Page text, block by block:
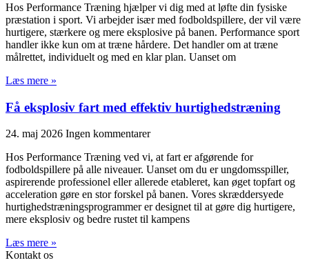
Hos Performance Træning hjælper vi dig med at løfte din fysiske
præstation i sport. Vi arbejder især med fodboldspillere, der vil være
hurtigere, stærkere og mere eksplosive på banen. Performance sport
handler ikke kun om at træne hårdere. Det handler om at træne
målrettet, individuelt og med en klar plan. Uanset om
Læs mere »
Få eksplosiv fart med effektiv hurtighedstræning
24. maj 2026 Ingen kommentarer
Hos Performance Træning ved vi, at fart er afgørende for
fodboldspillere på alle niveauer. Uanset om du er ungdomsspiller,
aspirerende professionel eller allerede etableret, kan øget topfart og
acceleration gøre en stor forskel på banen. Vores skræddersyede
hurtighedstræningsprogrammer er designet til at gøre dig hurtigere,
mere eksplosiv og bedre rustet til kampens
Læs mere »
Kontakt os